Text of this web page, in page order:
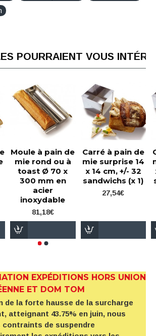
POURRAIENT VOUS
Moule à pain de
mie rond ou à
toast Ø 70 x
300 mm en
acier
inoxydable
81,18€
Carré à pain de
mie surprise 14
x 14 cm, +/- 32
sandwichs (x 1)
27,54€
EXPÉDITIONS HORS UNION
ET DOM TOM
de la forte hausse de la surcharge
atteignant 43.75% en juin, nous
contraints de suspendre